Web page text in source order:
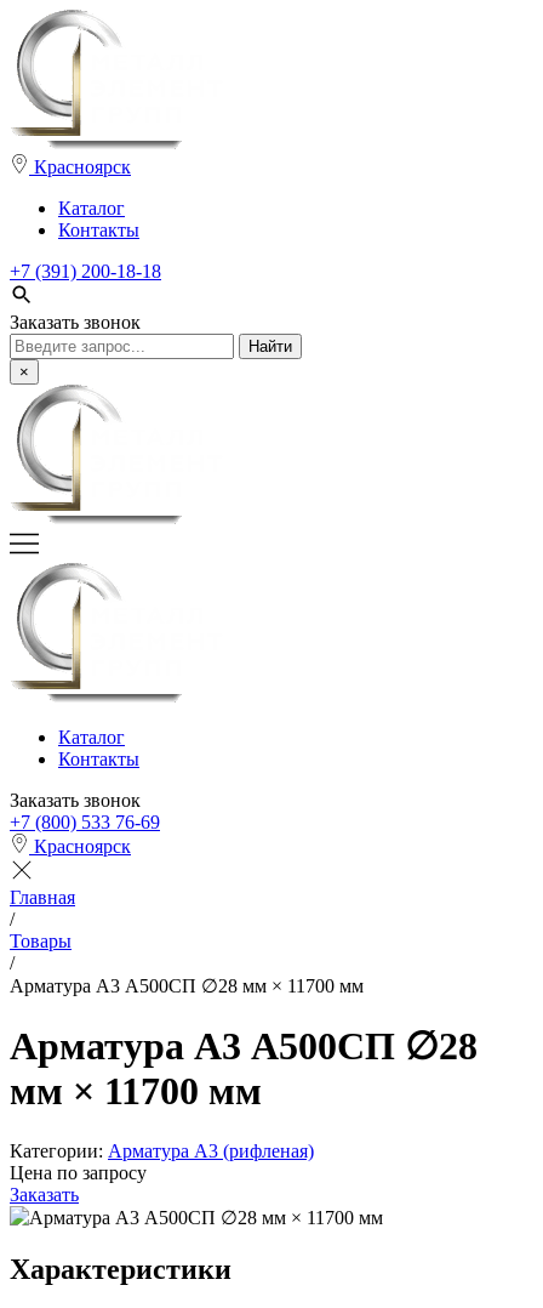
Красноярск
Каталог
Контакты
+7 (391) 200-18-18
Заказать звонок
Поиск:
×
Каталог
Контакты
Заказать звонок
+7 (800) 533 76-69
Красноярск
Главная
/
Товары
/
Арматура А3 А500СП ∅28 мм × 11700 мм
Арматура А3 А500СП ∅28
мм × 11700 мм
Категории: Арматура А3 (рифленая)
Цена по запросу
Заказать
Характеристики